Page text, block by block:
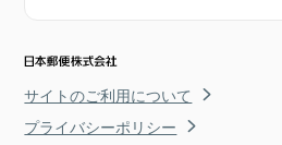
サイトのご利用について
プライバシーポリシー